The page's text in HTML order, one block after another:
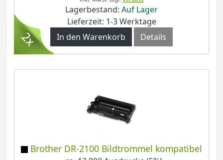
Lagerbestand: Auf Lager
Lieferzeit: 1-3 Werktage
In den Warenkorb
Details
Brother DR-2100 Bildtrommel kompatibel